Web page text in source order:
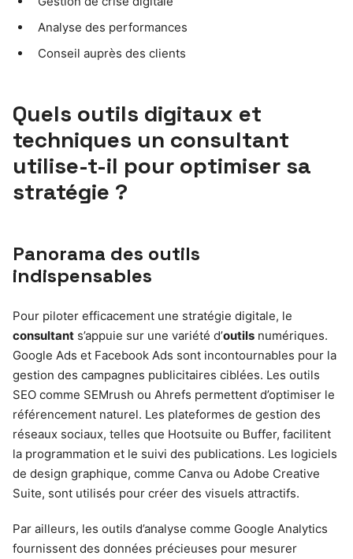
Analyse des performances
Conseil auprès des clients
Quels outils digitaux et
techniques un consultant
utilise-t-il pour optimiser sa
stratégie ?
Panorama des outils
indispensables
Pour piloter efficacement une stratégie digitale, le
consultant s’appuie sur une variété d’outils numériques.
Google Ads et Facebook Ads sont incontournables pour la
gestion des campagnes publicitaires ciblées. Les outils
SEO comme SEMrush ou Ahrefs permettent d’optimiser le
référencement naturel. Les plateformes de gestion des
réseaux sociaux, telles que Hootsuite ou Buffer, facilitent
la programmation et le suivi des publications. Les logiciels
de design graphique, comme Canva ou Adobe Creative
Suite, sont utilisés pour créer des visuels attractifs.
Par ailleurs, les outils d’analyse comme Google Analytics
fournissent des données précieuses pour mesurer